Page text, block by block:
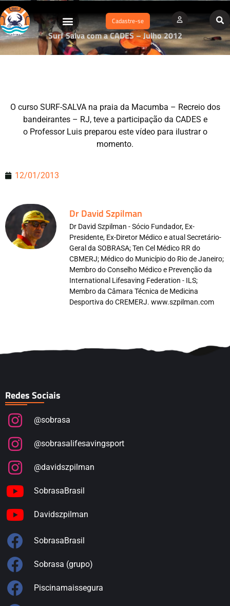
Cadastre-se
Surf Salva com a CADES – Julho 2012
O curso SURF-SALVA na praia da Macumba – Recreio dos
bandeirantes – RJ, teve a participação da CADES e
o Professor Luis preparou este vídeo para ilustrar o
momento.
12/01/2013
Dr David Szpilman
Dr David Szpilman - Sócio Fundador, Ex-
Presidente, Ex-Diretor Médico e atual Secretário-
Geral da SOBRASA; Ten Cel Médico RR do
CBMERJ; Médico do Município do Rio de Janeiro;
Membro do Conselho Médico e Prevenção da
International Lifesaving Federation - ILS;
Membro da Câmara Técnica de Medicina
Desportiva do CREMERJ. www.szpilman.com
Redes Sociais
@sobrasa
@sobrasalifesavingsport
@davidszpilman
SobrasaBrasil
Davidszpilman
SobrasaBrasil
Sobrasa (grupo)
Piscinamaissegura